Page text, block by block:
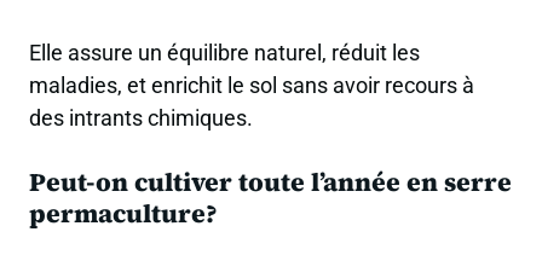
Elle assure un équilibre naturel, réduit les
maladies, et enrichit le sol sans avoir recours à
des intrants chimiques.
Peut-on cultiver toute l’année en serre
permaculture?